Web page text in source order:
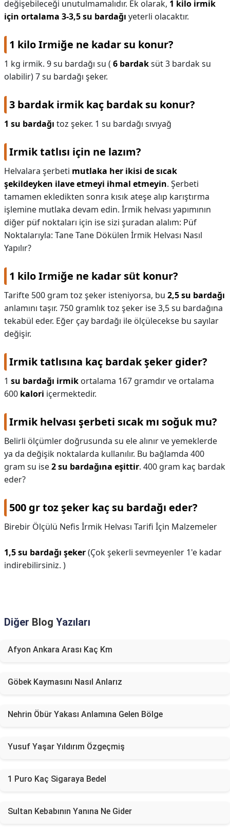
değişebileceği unutulmamalıdır. Ek olarak, 1 kilo irmik
için ortalama 3-3,5 su bardağı yeterli olacaktır.
1 kilo Irmiğe ne kadar su konur?
1 kg irmik. 9 su bardağı su ( 6 bardaksüt 3 bardak su
olabilir) 7 su bardağı şeker.
3 bardak irmik kaç bardak su konur?
1 su bardağı toz şeker. 1 su bardağı sıvıyağ
Irmik tatlısı için ne lazım?
Helvalara şerbeti mutlaka her ikisi de sıcak
şekildeyken ilave etmeyi ihmal etmeyin. Şerbeti
tamamen ekledikten sonra kısık ateşe alıp karıştırma
işlemine mutlaka devam edin. İrmik helvası yapımının
diğer püf noktaları için ise sizi şuradan alalım: Püf
Noktalarıyla: Tane Tane Dökülen İrmik Helvası Nasıl
Yapılır?
1 kilo Irmiğe ne kadar süt konur?
Tarifte 500 gram toz şeker isteniyorsa, bu 2,5 su bardağı
anlamını taşır. 750 gramlık toz şeker ise 3,5 su bardağına
tekabül eder. Eğer çay bardağı ile ölçülecekse bu sayılar
değişir.
Irmik tatlısına kaç bardak şeker gider?
1 su bardağı irmik ortalama 167 gramdır ve ortalama
600 kalori içermektedir.
Irmik helvası şerbeti sıcak mı soğuk mu?
Belirli ölçümler doğrusunda su ele alınır ve yemeklerde
ya da değişik noktalarda kullanılır. Bu bağlamda 400
gram su ise2 su bardağına eşittir. 400 gram kaç bardak
eder?
500 gr toz şeker kaç su bardağı eder?
Birebir Ölçülü Nefis İrmik Helvası Tarifi İçin Malzemeler
1,5 su bardağı şeker(Çok şekerli sevmeyenler 1'e kadar
indirebilirsiniz. )
Diğer Blog Yazıları
Afyon Ankara Arası Kaç Km
Göbek Kaymasını Nasıl Anlarız
Nehrin Öbür Yakası Anlamına Gelen Bölge
Yusuf Yaşar Yıldırım Özgeçmiş
1 Puro Kaç Sigaraya Bedel
Sultan Kebabının Yanına Ne Gider